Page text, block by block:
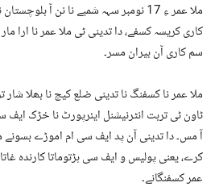
ملا عمر ءِ 17 نومبر سہہ شمبے نا نن آ
کاری کریسہ کسفے، دا تدینی ٹی ملا عمر نا ارا
سم کاری آن بیران مسر۔
ملا عمر نا کسفنگ نا تدینی ضلع کیچ نا بھلا
ٹاون ٹی تربت انٹرنیشنل ایئرپورٹ نا خڑک
آ مس۔ دا تدینی آن پد ایف سی ام اموڑے بسونے
کرے، یعنی پولیس و ایف سی ہڑتوماتا کارندہ
عمر کسفنگانے۔